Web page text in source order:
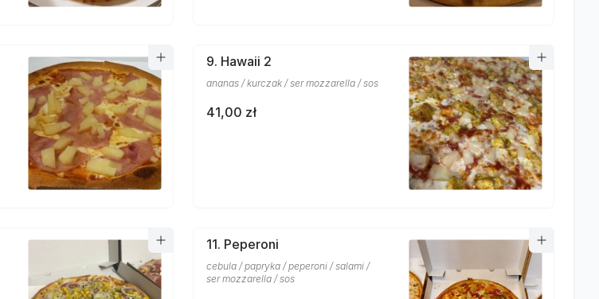
9. Hawaii 2
ananas / kurczak / ser mozzarella / sos
41,00 zł
11. Peperoni
cebula / papryka / peperoni / salami /
ser mozzarella / sos